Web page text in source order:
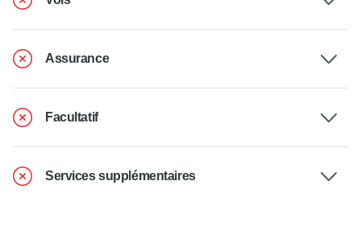
Assurance
Facultatif
Services supplémentaires